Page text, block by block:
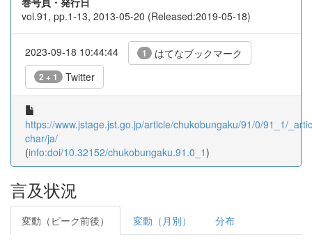
vol.91, pp.1-13, 2013-05-20 (Released:2019-05-18)
2023-09-18 10:44:44 1 はてなブックマーク
2 + 1 Twitter
https://www.jstage.jst.go.jp/article/chukobungaku/91/0/91_1/
char/ja/
(info:doi/10.32152/chukobungaku.91.0_1)
言及状況
変動（ピーク前後） 変動（月別） 分布